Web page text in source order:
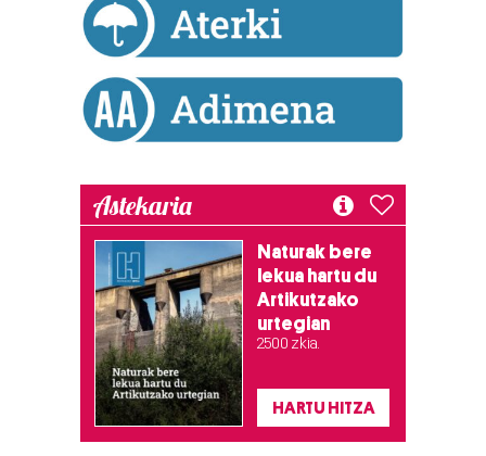
Astekaria
Naturak bere
lekua hartu du
Artikutzako
urtegian
2.500 zkia.
HARTU HITZA